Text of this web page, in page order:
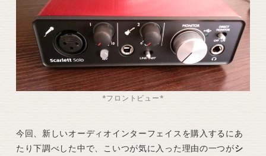
*フロントビュー*
今回、新しいオーディオインターフェイスを購入するにあ
たり下調べした中で、こいつが気に入った理由の一つがシ